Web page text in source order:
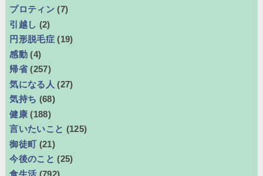
プロティン (7)
引越し (2)
円形脱毛症 (19)
感動 (4)
帰省 (257)
気になる人 (27)
気持ち (68)
健康 (188)
言いたいこと (125)
御徒町 (21)
今後のこと (25)
食生活 (792)